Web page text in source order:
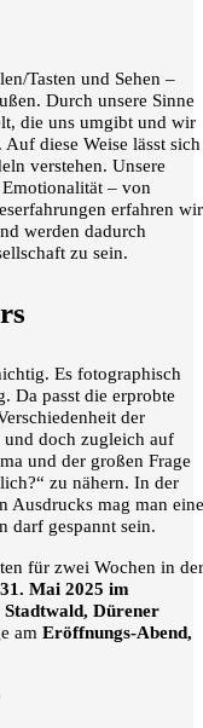
Tasten und Sehen –
Durch unsere Sinne
die uns umgibt und wir
diese Weise lässt sich
verstehen. Unsere
Emotionalität – von
erfahren wir
werden dadurch
zu sein.
Es fotographisch
Da passt die erprobte
der
und doch zugleich auf
und der großen Frage
zu nähern. In der
Ausdrucks mag man eine
darf gespannt sein.
für zwei Wochen in der
Mai 2025 im
Dürener
am Eröffnungs-Abend,